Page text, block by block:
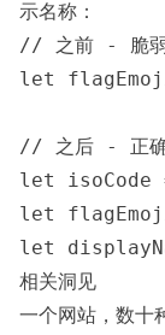
示名称：
// 之前 - 脆
let
// 之后 - 正
let isoCode
let
let
相关洞见
一个网站，数十